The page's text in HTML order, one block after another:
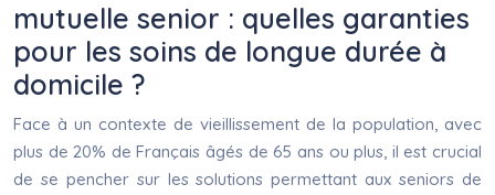
mutuelle senior : quelles garanties
pour les soins de longue durée à
domicile ?
Face à un contexte de vieillissement de la population, avec
plus de 20% de Français âgés de 65 ans ou plus, il est crucial
de se pencher sur les solutions permettant aux seniors de